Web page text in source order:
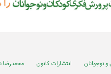
نوجوانان انتشارات کانون